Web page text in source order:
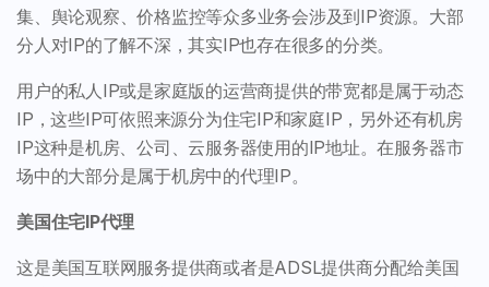
集、舆论观察、价格监控等众多业务会涉及到IP资源。大部
分人对IP的了解不深，其实IP也存在很多的分类。
用户的私人IP或是家庭版的运营商提供的带宽都是属于动态
IP，这些IP可依照来源分为住宅IP和家庭IP，另外还有机房
IP这种是机房、公司、云服务器使用的IP地址。在服务器市
场中的大部分是属于机房中的代理IP。
美国住宅IP代理
这是美国互联网服务提供商或者是ADSL提供商分配给美国